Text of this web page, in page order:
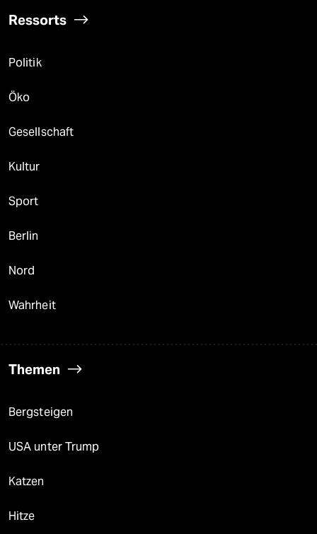
Ressorts
Politik
Öko
Gesellschaft
Kultur
Sport
Berlin
Nord
Wahrheit
Themen
Bergsteigen
USA unter Trump
Katzen
Hitze